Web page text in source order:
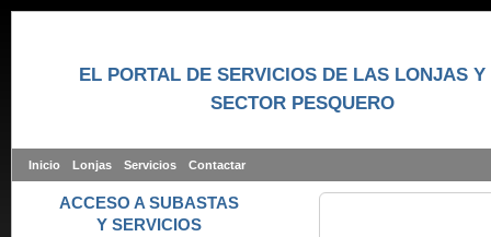
EL PORTAL DE SERVICIOS DE LAS LONJAS Y
SECTOR PESQUERO
Inicio Lonjas Servicios Contactar
ACCESO A SUBASTAS
Y SERVICIOS